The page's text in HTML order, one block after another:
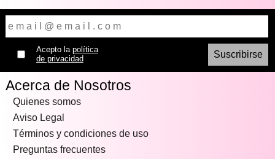
Acepto la política
de privacidad
Acerca de Nosotros
Quienes somos
Aviso Legal
Términos y condiciones de uso
Preguntas frecuentes